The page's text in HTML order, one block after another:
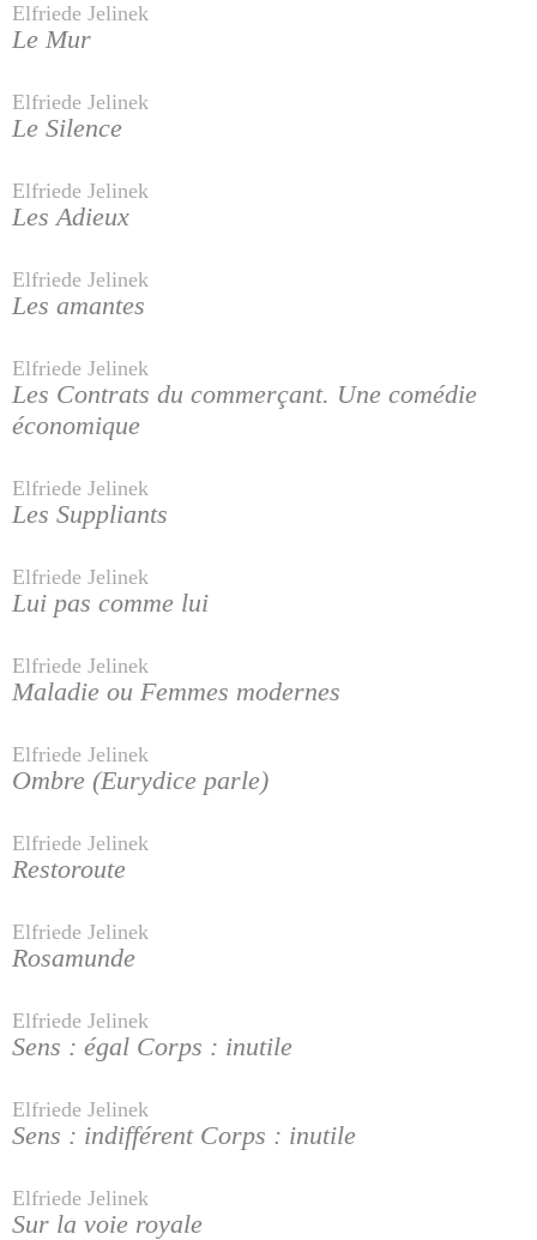
Elfriede Jelinek
Le Mur
Elfriede Jelinek
Le Silence
Elfriede Jelinek
Les Adieux
Elfriede Jelinek
Les amantes
Elfriede Jelinek
Les Contrats du commerçant. Une comédie
économique
Elfriede Jelinek
Les Suppliants
Elfriede Jelinek
Lui pas comme lui
Elfriede Jelinek
Maladie ou Femmes modernes
Elfriede Jelinek
Ombre (Eurydice parle)
Elfriede Jelinek
Restoroute
Elfriede Jelinek
Rosamunde
Elfriede Jelinek
Sens : égal Corps : inutile
Elfriede Jelinek
Sens : indifférent Corps : inutile
Elfriede Jelinek
Sur la voie royale